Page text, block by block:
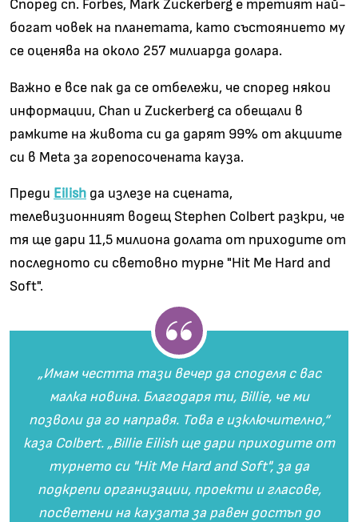
Според сп. Forbes, Mark Zuckerberg е третият най-
богат човек на планетата, като състоянието му
се оценява на около 257 милиарда долара.
Важно е все пак да се отбележи, че според някои
информации, Chan и Zuckerberg са обещали в
рамките на живота си да дарят 99% от акциите
си в Meta за горепосочената кауза.
Преди Eilish да излезе на сцената,
телевизионният водещ Stephen Colbert разкри, че
тя ще дари 11,5 милиона долата от приходите от
последното си световно турне "Hit Me Hard and
Soft".
„Имам честта тази вечер да споделя с вас
малка новина. Благодаря ти, Billie, че ми
позволи да го направя. Това е изключително,“
каза Colbert. „Billie Eilish ще дари приходите от
турнето си "Hit Me Hard and Soft", за да
подкрепи организации, проекти и гласове,
посветени на каузата за равен достъп до